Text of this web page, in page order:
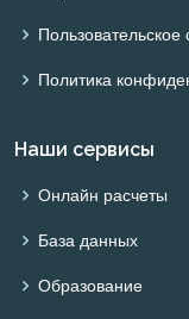
Политика
Наши сервисы
Онлайн расчеты
База данных
Образование